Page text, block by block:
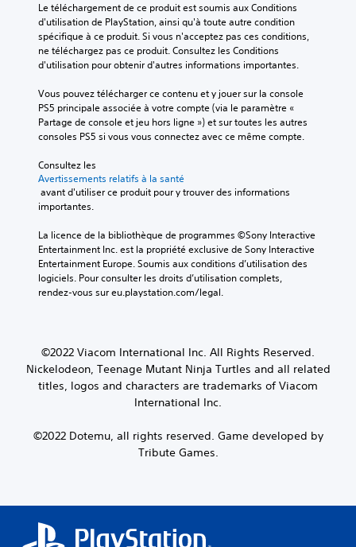
Le téléchargement de ce produit est soumis aux Conditions
d'utilisation de PlayStation, ainsi qu'à toute autre condition
spécifique à ce produit. Si vous n'acceptez pas ces conditions,
ne téléchargez pas ce produit. Consultez les Conditions
d'utilisation pour obtenir d'autres informations importantes.
Vous pouvez télécharger ce contenu et y jouer sur la console
PS5 principale associée à votre compte (via le paramètre «
Partage de console et jeu hors ligne ») et sur toutes les autres
consoles PS5 si vous vous connectez avec ce même compte.
Consultez les
Avertissements relatifs à la santé
importantes.
La licence de la bibliothèque de programmes ©Sony Interactive
Entertainment Inc. est la propriété exclusive de Sony Interactive
Entertainment Europe. Soumis aux conditions d’utilisation des
logiciels. Pour consulter les droits d’utilisation complets,
rendez-vous sur eu.playstation.com/legal.
©2022 Viacom International Inc. All Rights Reserved.
Nickelodeon, Teenage Mutant Ninja Turtles and all related
titles, logos and characters are trademarks of Viacom
International Inc.
©2022 Dotemu, all rights reserved. Game developed by
Tribute Games.